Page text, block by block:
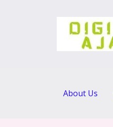
About Us